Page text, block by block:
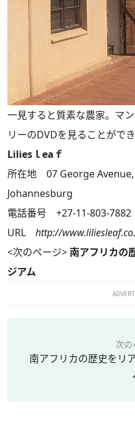
一見すると質素な農家。マ
リーのDVDを見ることがで
Liliesｌeaｆ
所在地 07 George Avenue,
Johannesburg
電話番号 +27-11-803-7882
URL http://
<次のページ>南アフリカの
ジアム
次の
南アフリカの歴史をリ